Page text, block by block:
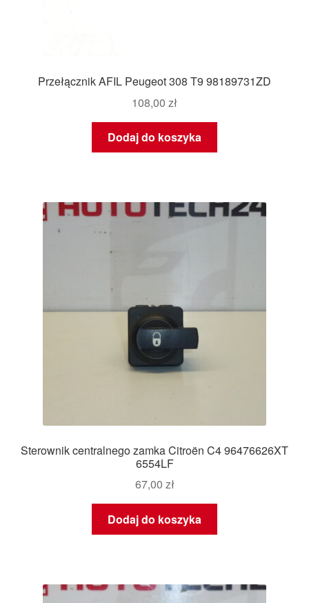
Przełącznik AFIL Peugeot 308 T9 98189731ZD
108,00 zł
Dodaj do koszyka
Sterownik centralnego zamka Citroën C4 96476626XT
6554LF
67,00 zł
Dodaj do koszyka